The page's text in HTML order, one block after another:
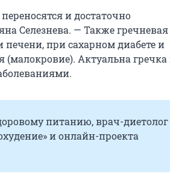
и достаточно
Селезнева. — Также гречневая
при сахарном диабете и
(малокровие). Актуальна гречка
питанию, врач-диетолог
и онлайн-проектa